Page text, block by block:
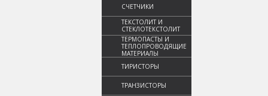
СЧЕТЧИКИ
ТЕКСТОЛИТ И
СТЕКЛОТЕКСТОЛИТ
ТЕРМОПАСТЫ И
ТЕПЛОПРОВОДЯЩИЕ
МАТЕРИАЛЫ
ТИРИСТОРЫ
ТРАНЗИСТОРЫ